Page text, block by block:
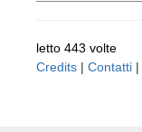
letto 443 volte
Credits | Contatti |